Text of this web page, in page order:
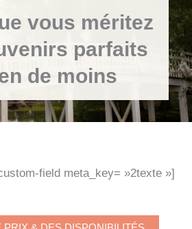
vous méritez
parfaits
de moins
field meta_key= »2texte »]